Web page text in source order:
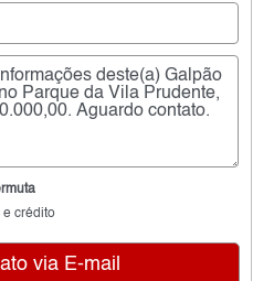
e crédito
via E-mail